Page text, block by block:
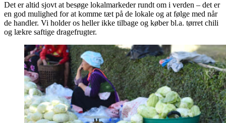
Det er altid sjovt at besøge lokalmarkeder rundt om i verden – det er
en god mulighed for at komme tæt på de lokale og at følge med når
de handler. Vi holder os heller ikke tilbage og køber bl.a. tørret chili
og lækre saftige dragefrugter.